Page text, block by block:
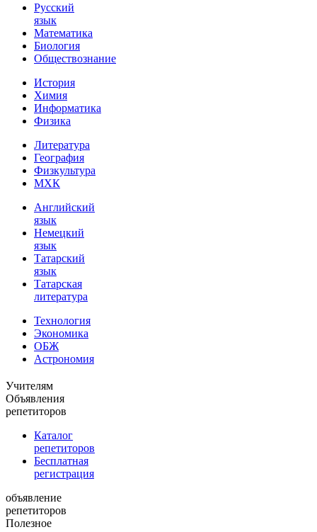
Русский
язык
Математика
Биология
Обществознание
История
Химия
Информатика
Физика
Литература
География
Физкультура
МХК
Английский
язык
Немецкий
язык
Татарский
язык
Татарская
литература
Технология
Экономика
ОБЖ
Астрономия
Учителям
Объявления
репетиторов
Каталог
репетиторов
Бесплатная
регистрация
объявление
репетиторов
Полезное